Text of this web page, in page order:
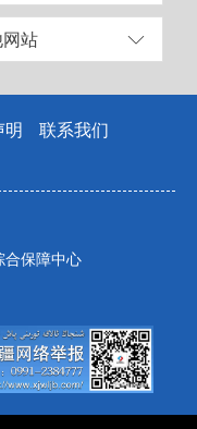
站
明
联系我们
合保障中心